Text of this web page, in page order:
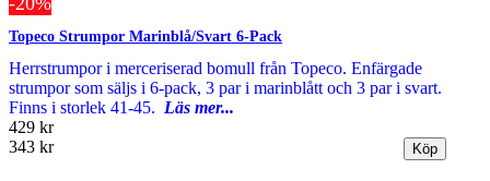
Topeco Strumpor Marinblå/Svart 6-Pack
Herrstrumpor i merceriserad bomull från Topeco. Enfärgade
strumpor som säljs i 6-pack, 3 par i marinblått och 3 par i svart.
Finns i storlek 41-45. Läs mer...
429 kr
343 kr